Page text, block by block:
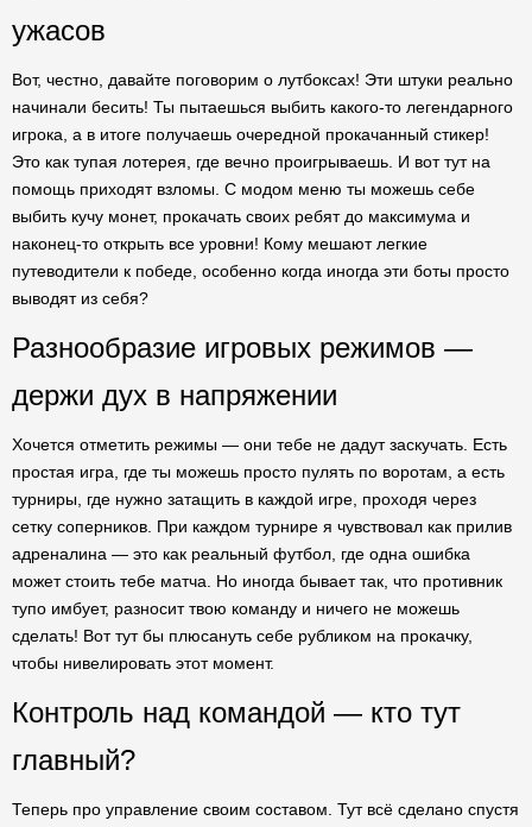
ужасов
Вот, честно, давайте поговорим о лутбоксах! Эти штуки реально
начинали бесить! Ты пытаешься выбить какого-то легендарного
игрока, а в итоге получаешь очередной прокачанный стикер!
Это как тупая лотерея, где вечно проигрываешь. И вот тут на
помощь приходят взломы. С модом меню ты можешь себе
выбить кучу монет, прокачать своих ребят до максимума и
наконец-то открыть все уровни! Кому мешают легкие
путеводители к победе, особенно когда иногда эти боты просто
выводят из себя?
Разнообразие игровых режимов —
держи дух в напряжении
Хочется отметить режимы — они тебе не дадут заскучать. Есть
простая игра, где ты можешь просто пулять по воротам, а есть
турниры, где нужно затащить в каждой игре, проходя через
сетку соперников. При каждом турнире я чувствовал как прилив
адреналина — это как реальный футбол, где одна ошибка
может стоить тебе матча. Но иногда бывает так, что противник
тупо имбует, разносит твою команду и ничего не можешь
сделать! Вот тут бы плюсануть себе рубликом на прокачку,
чтобы нивелировать этот момент.
Контроль над командой — кто тут
главный?
Теперь про управление своим составом. Тут всё сделано спустя